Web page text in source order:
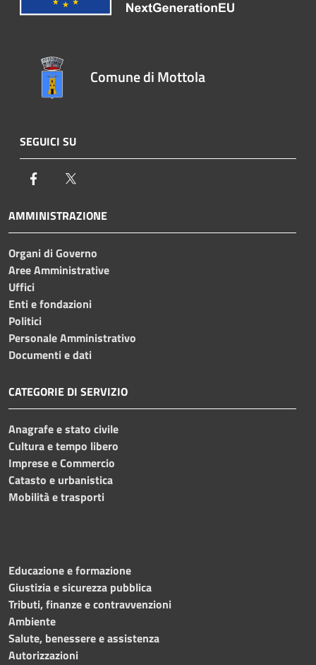
Comune di Mottola
SEGUICI SU
Facebook
AMMINISTRAZIONE
Organi di Governo
Aree Amministrative
Uffici
Enti e fondazioni
Politici
Personale Amministrativo
Documenti e dati
CATEGORIE DI SERVIZIO
Anagrafe e stato civile
Cultura e tempo libero
Imprese e Commercio
Catasto e urbanistica
Mobilità e trasporti
Educazione e formazione
Giustizia e sicurezza pubblica
Tributi, finanze e contravvenzioni
Ambiente
Salute, benessere e assistenza
Autorizzazioni